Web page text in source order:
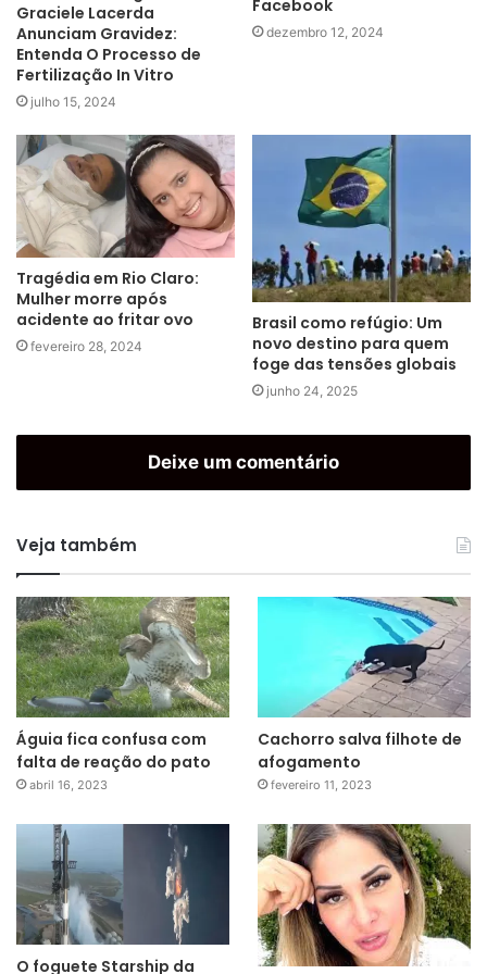
Graciele Lacerda
Anunciam Gravidez:
Entenda O Processo de
Fertilização In Vitro
julho 15, 2024
Facebook
dezembro 12, 2024
Tragédia em Rio Claro:
Mulher morre após
acidente ao fritar ovo
fevereiro 28, 2024
Brasil como refúgio: Um
novo destino para quem
foge das tensões globais
junho 24, 2025
Deixe um comentário
Veja também
Águia fica confusa com
falta de reação do pato
abril 16, 2023
Cachorro salva filhote de
afogamento
fevereiro 11, 2023
O foguete Starship da